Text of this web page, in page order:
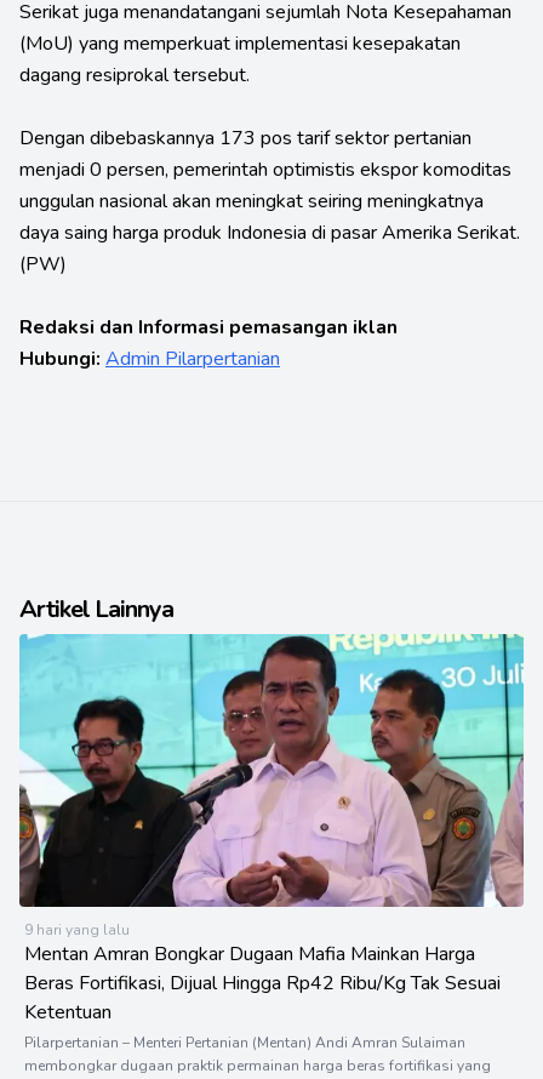
Serikat juga menandatangani sejumlah Nota Kesepahaman
(MoU) yang memperkuat implementasi kesepakatan
dagang resiprokal tersebut.
Dengan dibebaskannya 173 pos tarif sektor pertanian
menjadi 0 persen, pemerintah optimistis ekspor komoditas
unggulan nasional akan meningkat seiring meningkatnya
daya saing harga produk Indonesia di pasar Amerika Serikat.
(PW)
Redaksi dan Informasi pemasangan iklan
Hubungi: Admin Pilarpertanian
Artikel Lainnya
9 hari yang lalu
Mentan Amran Bongkar Dugaan Mafia Mainkan Harga
Beras Fortifikasi, Dijual Hingga Rp42 Ribu/Kg Tak Sesuai
Ketentuan
Pilarpertanian – Menteri Pertanian (Mentan) Andi Amran Sulaiman
membongkar dugaan praktik permainan harga beras fortifikasi yang